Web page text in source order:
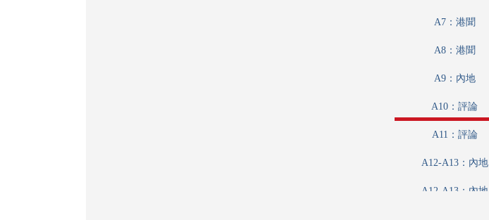
A7：港聞
A8：港聞
A9：內地
A10：評論
A11：評論
A12-A13：內地
A12-A13：內地